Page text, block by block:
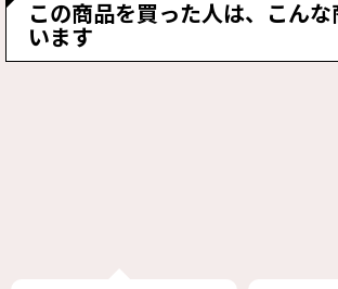
この商品を買った人は、こんな
います